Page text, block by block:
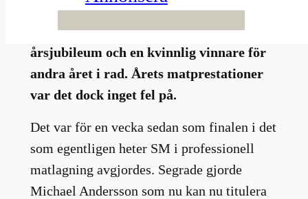
då hela startfältet bestod av erfarna
kockherrar. Förra året var det både 40-
årsjubileum och en kvinnlig vinnare för
andra året i rad. Årets matprestationer
var det dock inget fel på.
Det var för en vecka sedan som finalen i det
som egentligen heter SM i professionell
matlagning avgjordes. Segrade gjorde
Michael Andersson som nu kan nu titulera